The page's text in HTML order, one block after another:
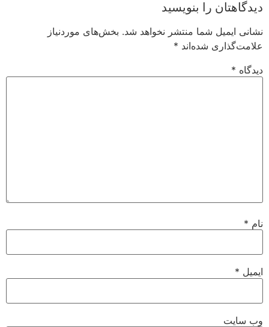
دیدگاهتان را بنویسید
نشانی ایمیل شما منتشر نخواهد شد. بخش‌های موردنیاز
علامت‌گذاری شده‌اند *
دیدگاه *
نام *
ایمیل *
وب‌ سایت